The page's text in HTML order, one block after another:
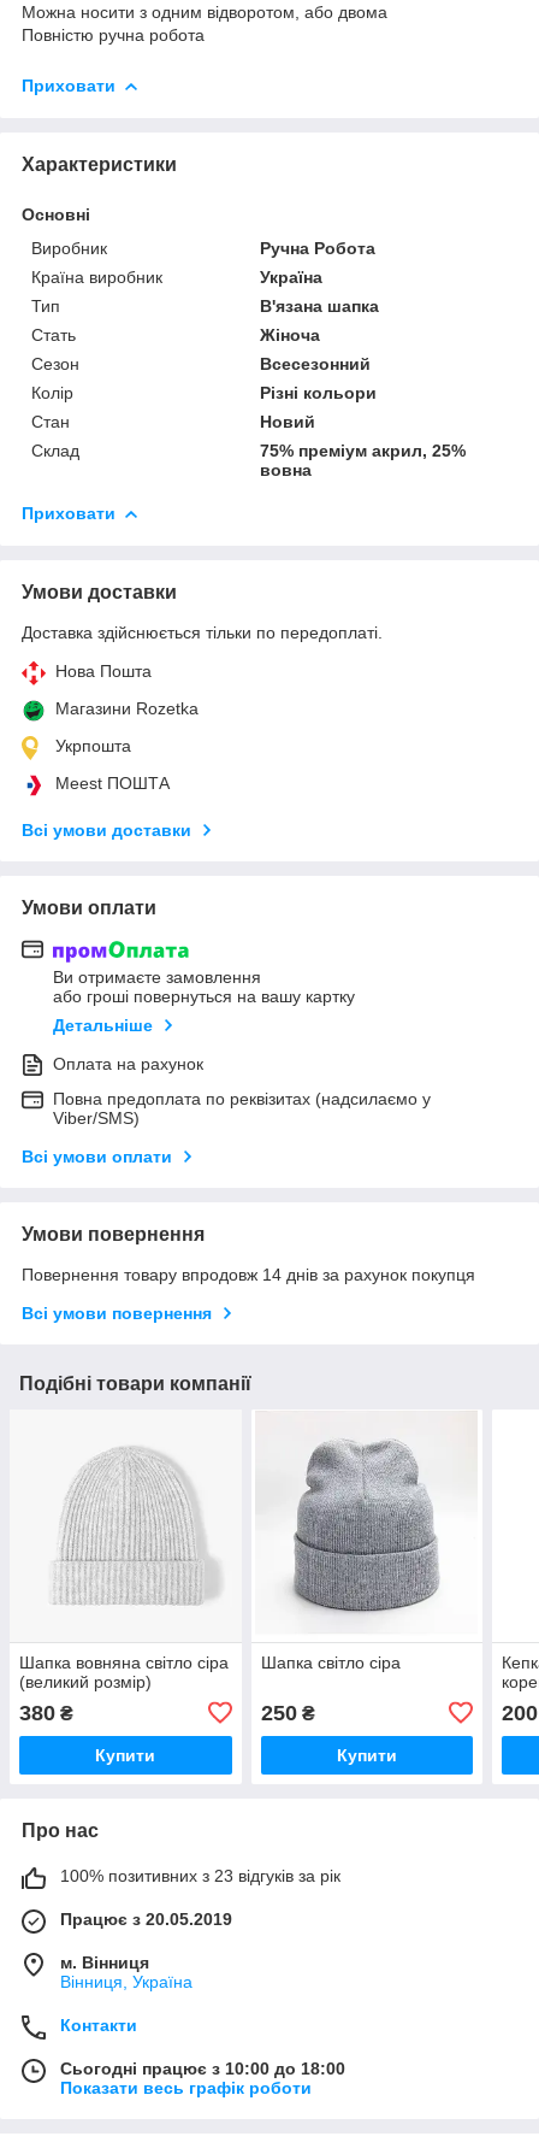
Можна носити з одним відворотом, або двома
Повністю ручна робота
Приховати
Характеристики
Основні
Виробник
Ручна Робота
Країна виробник
Україна
Тип
В'язана шапка
Стать
Жіноча
Сезон
Всесезонний
Колір
Різні кольори
Стан
Новий
Склад
75% преміум акрил, 25%
вовна
Приховати
Умови доставки
Доставка здійснюється тільки по передоплаті.
Нова Пошта
Магазини Rozetka
Укрпошта
Meest ПОШТА
Всі умови доставки
Умови оплати
Ви отримаєте замовлення
або гроші повернуться на вашу картку
Детальніше
Оплата на рахунок
Повна предоплата по реквізитах (надсилаємо у
Viber/SMS)
Всі умови оплати
Умови повернення
Повернення товару впродовж 14 днів за рахунок покупця
Всі умови повернення
Подібні товари компанії
Шапка вовняна світло сіра
(великий розмір)
380 ₴
Купити
Шапка світло сіра
250₴
Купити
200
Про нас
100% позитивних з 23 відгуків за рік
Працює з 20.05.2019
м. Вінниця
Вінниця, Україна
Контакти
Сьогодні працює з 10:00 до 18:00
Показати весь графік роботи